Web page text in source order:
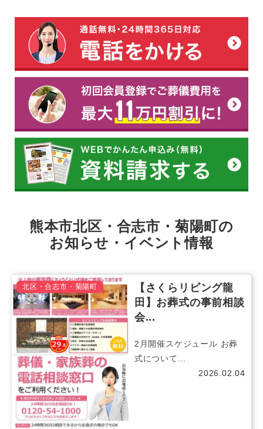
熊本市北区・合志市・菊陽町の
お知らせ・イベント情報
北区・合志市・菊陽町
【さくらリビング龍
田】お葬式の事前相談
会...
2月開催スケジュール お葬
式について...
2026.02.04